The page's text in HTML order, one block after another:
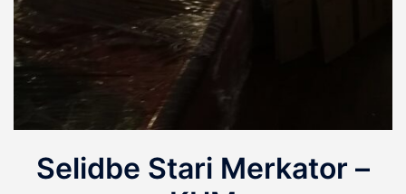
Selidbe Stari Merkator –